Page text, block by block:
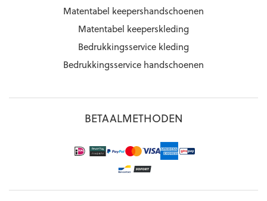
Matentabel keepershandschoenen
Matentabel keeperskleding
Bedrukkingsservice kleding
Bedrukkingsservice handschoenen
BETAALMETHODEN